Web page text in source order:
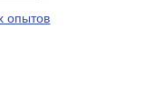
опытов